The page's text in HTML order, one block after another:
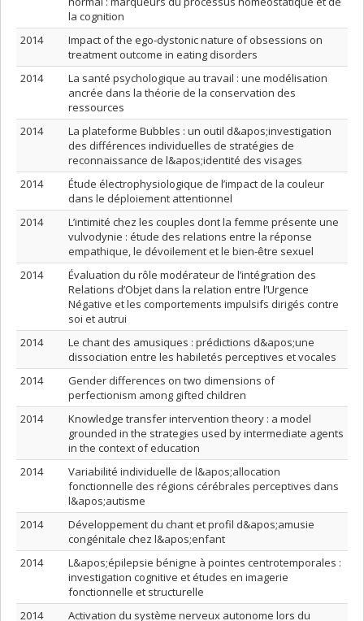
la cognition
2014
Impact of the ego-dystonic nature of obsessions on
treatment outcome in eating disorders
2014
La santé psychologique au travail : une modélisation
ancrée dans la théorie de la conservation des
ressources
2014
La plateforme Bubbles : un outil d&apos;investigation
des différences individuelles de stratégies de
reconnaissance de l&apos;identité des visages
2014
Étude électrophysiologique de l’impact de la couleur
dans le déploiement attentionnel
2014
L’intimité chez les couples dont la femme présente une
vulvodynie : étude des relations entre la réponse
empathique, le dévoilement et le bien-être sexuel
2014
Évaluation du rôle modérateur de l’intégration des
Relations d’Objet dans la relation entre l’Urgence
Négative et les comportements impulsifs dirigés contre
soi et autrui
2014
Le chant des amusiques : prédictions d&apos;une
dissociation entre les habiletés perceptives et vocales
2014
Gender differences on two dimensions of
perfectionism among gifted children
2014
Knowledge transfer intervention theory : a model
grounded in the strategies used by intermediate agents
in the context of education
2014
Variabilité individuelle de l&apos;allocation
fonctionnelle des régions cérébrales perceptives dans
l&apos;autisme
2014
Développement du chant et profil d&apos;amusie
congénitale chez l&apos;enfant
2014
L&apos;épilepsie bénigne à pointes centrotemporales :
investigation cognitive et études en imagerie
fonctionnelle et structurelle
2014
Activation du système nerveux autonome lors du